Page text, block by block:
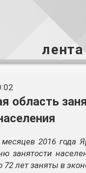
лента
область
2016 года
занятости
72 лет заняты в